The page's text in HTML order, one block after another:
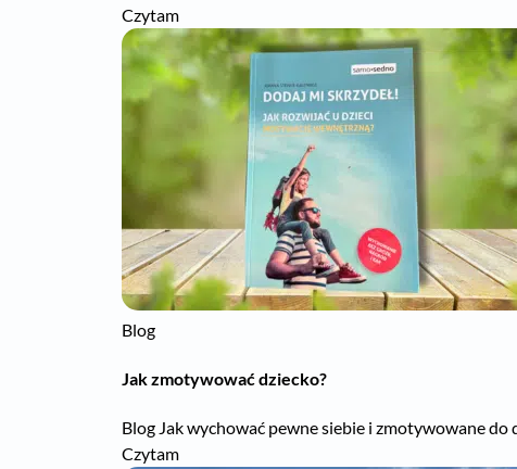
Czytam
Blog
Jak zmotywować dziecko?
Blog Jak wychować pewne siebie i zmotywowane
Czytam